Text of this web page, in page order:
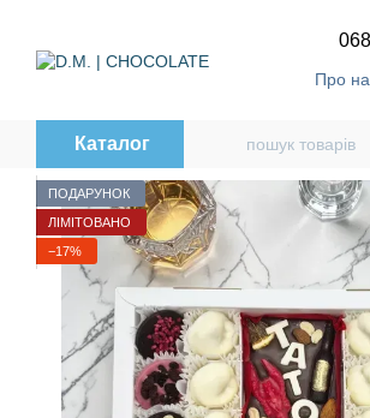
Про
Каталог
ПОДАРУНОК
ЛІМІТОВАНО
−17%